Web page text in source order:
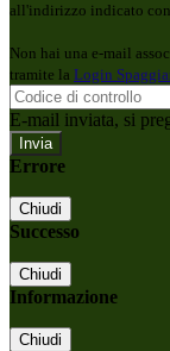
all'indirizzo indicato
Non hai una e-mail
tramite la Login
E-mail inviata, si
Errore
Chiudi
Successo
Chiudi
Informazione
Chiudi